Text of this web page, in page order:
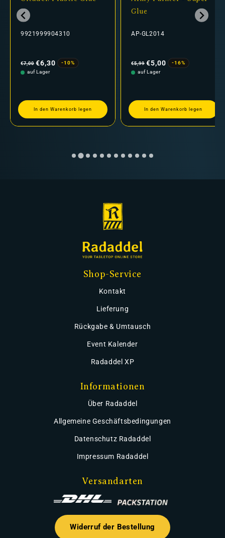
9921999904310
Preis
€7,00 €6,30
-10%
auf Lager
In den Warenkorb legen
Glue
AP-GL2014
Preis
€5,99 €5,00
-16%
auf Lager
In den Warenkorb legen
Shop-Service
Kontakt
Lieferung
Rückgabe & Umtausch
Event Kalender
Radaddel XP
Informationen
Über Radaddel
Allgemeine Geschäftsbedingungen
Datenschutz Radaddel
Impressum Radaddel
Versandarten
Widerruf der Bestellung